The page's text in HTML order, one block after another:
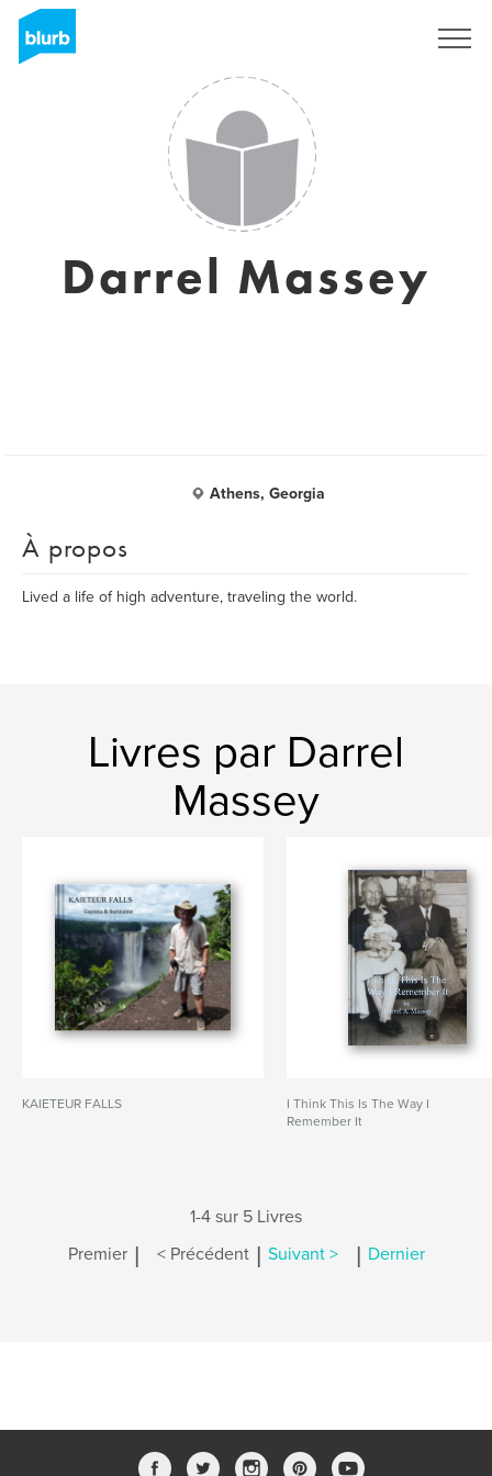
Darrel Massey
Athens, Georgia
À propos
Lived a life of high adventure, traveling the world.
Livres par Darrel
Massey
KAIETEUR FALLS
I Think This Is The Way I
Remember It
1-4 sur 5 Livres
Premier | < Précédent | Suivant > | Dernier